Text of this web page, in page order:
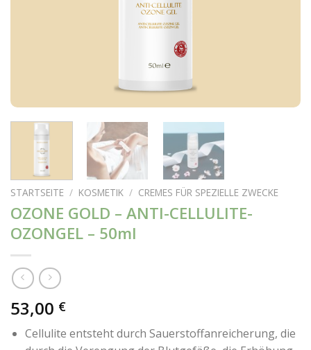
STARTSEITE / KOSMETIK / CREMES FÜR SPEZIELLE ZWECKE
OZONE GOLD – ANTI-CELLULITE-
OZONGEL – 50ml
53,00 €
Cellulite entsteht durch Sauerstoffanreicherung, die